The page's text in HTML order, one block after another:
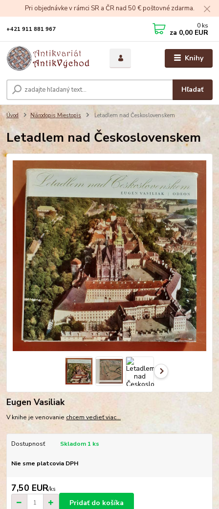
Pri objednávke v rámci SR a ČR nad 50 € poštovné zdarma.
Knihy
Hľadať
+421 911 881 967 0 ks
za 0,00 EUR
Úvod Národopis Miestopis Letadlem nad Československem
Letadlem nad Československem
Eugen Vasiliak
V knihe je venovanie chcem vedieť viac...
Dostupnosť Skladom 1 ks
Nie sme platcovia DPH
7,50 EUR/ks
Pridať do košíka